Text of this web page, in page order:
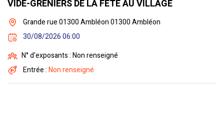
VIDE-GRENIERS DE LA FÊTE AU VILLAGE
Grande rue 01300 Ambléon 01300 Ambléon
30/08/2026 06:00
N° d'exposants : Non renseigné
Entrée :Non renseigné